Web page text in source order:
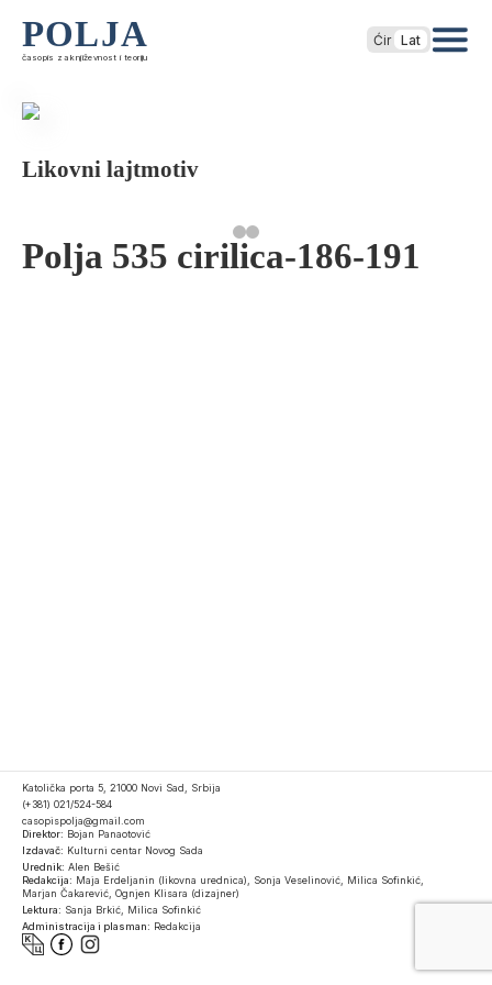
POLJA
časopis za književnost i teoriju
Ćir Lat
Likovni lajtmotiv
Polja 535 cirilica-186-191
Katolička porta 5, 21000 Novi Sad, Srbija
(+381) 021/524-584
casopispolja@gmail.com
Direktor: Bojan Panaotović
Izdavač: Kulturni centar Novog Sada
Urednik: Alen Bešić
Redakcija: Maja Erdeljanin (likovna urednica), Sonja Veselinović, Milica Sofinkić,
Marjan Čakarević, Ognjen Klisara (dizajner)
Lektura: Sanja Brkić, Milica Sofinkić
Administracija i plasman: Redakcija